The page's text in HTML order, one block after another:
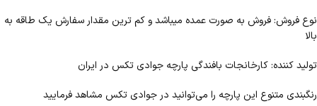
نوع فروش: فروش به صورت عمده میباشد و کم ترین مقدار سفارش یک طاقه به
بالا
تولید کننده: کارخانجات بافندگی پارچه جوادی تکس در ایران
رنگبندی متنوع این پارچه را می‌توانید در جوادی تکس مشاهد فرمایید